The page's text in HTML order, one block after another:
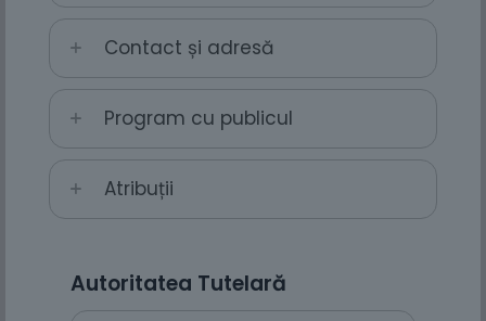
Contact și adresă
Program cu publicul
Atribuții
Autoritatea Tutelară